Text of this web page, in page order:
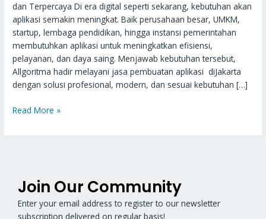
dan Terpercaya Di era digital seperti sekarang, kebutuhan akan
aplikasi semakin meningkat. Baik perusahaan besar, UMKM,
startup, lembaga pendidikan, hingga instansi pemerintahan
membutuhkan aplikasi untuk meningkatkan efisiensi,
pelayanan, dan daya saing. Menjawab kebutuhan tersebut,
Allgoritma hadir melayani jasa pembuatan aplikasi diJakarta
dengan solusi profesional, modern, dan sesuai kebutuhan […]
Read More »
Join Our Community
Enter your email address to register to our newsletter
subscription delivered on regular basis!